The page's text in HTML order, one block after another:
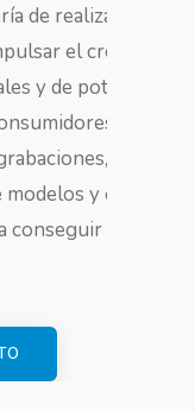
la
grabación
esta meta.